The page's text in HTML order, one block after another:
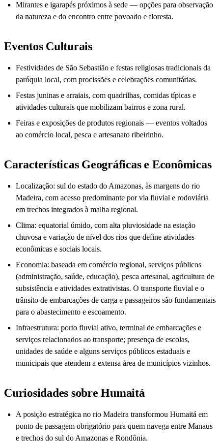
Mirantes e igarapés próximos à sede — opções para observação
da natureza e do encontro entre povoado e floresta.
Eventos Culturais
Festividades de São Sebastião e festas religiosas tradicionais da
paróquia local, com procissões e celebrações comunitárias.
Festas juninas e arraiais, com quadrilhas, comidas típicas e
atividades culturais que mobilizam bairros e zona rural.
Feiras e exposições de produtos regionais — eventos voltados
ao comércio local, pesca e artesanato ribeirinho.
Características Geográficas e Econômicas
Localização: sul do estado do Amazonas, às margens do rio
Madeira, com acesso predominante por via fluvial e rodoviária
em trechos integrados à malha regional.
Clima: equatorial úmido, com alta pluviosidade na estação
chuvosa e variação de nível dos rios que define atividades
econômicas e sociais locais.
Economia: baseada em comércio regional, serviços públicos
(administração, saúde, educação), pesca artesanal, agricultura de
subsistência e atividades extrativistas. O transporte fluvial e o
trânsito de embarcações de carga e passageiros são fundamentais
para o abastecimento e escoamento.
Infraestrutura: porto fluvial ativo, terminal de embarcações e
serviços relacionados ao transporte; presença de escolas,
unidades de saúde e alguns serviços públicos estaduais e
municipais que atendem a extensa área de municípios vizinhos.
Curiosidades sobre Humaitá
A posição estratégica no rio Madeira transformou Humaitá em
ponto de passagem obrigatório para quem navega entre Manaus
e trechos do sul do Amazonas e Rondônia.